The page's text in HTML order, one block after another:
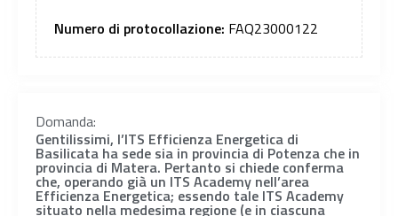
Numero di protocollazione: FAQ23000122
Domanda:
Gentilissimi, l’ITS Efficienza Energetica di
Basilicata ha sede sia in provincia di Potenza che in
provincia di Matera. Pertanto si chiede conferma
che, operando già un ITS Academy nell’area
Efficienza Energetica; essendo tale ITS Academy
situato nella medesima regione (e in ciascuna